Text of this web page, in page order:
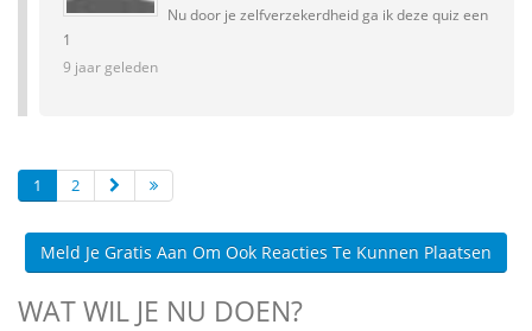
Nu door je zelfverzekerdheid ga ik deze quiz een
1
9 jaar geleden
1 2
Meld Je Gratis Aan Om Ook Reacties Te Kunnen Plaatsen
WAT WIL JE NU DOEN?